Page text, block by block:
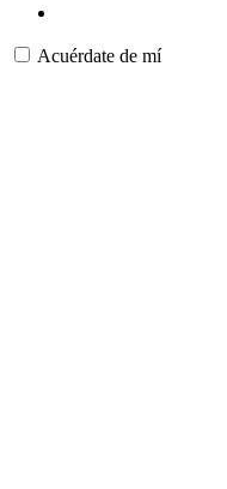
Acuérdate de mí